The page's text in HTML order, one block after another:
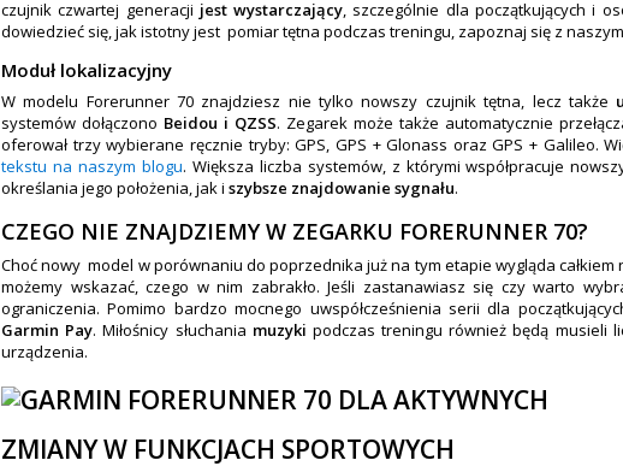
czujnik czwartej generacji jest wystarczający, szczególnie dla początkujących i
dowiedzieć się, jak istotny jest pomiar tętna podczas treningu, zapoznaj się z naszym
Moduł lokalizacyjny
W modelu Forerunner 70 znajdziesz nie tylko nowszy czujnik tętna, lecz także
systemów dołączono Beidou i QZSS. Zegarek może także automatycznie
oferował trzy wybierane ręcznie tryby: GPS, GPS + Glonass oraz GPS + Galileo.
tekstu na naszym blogu. Większa liczba systemów, z którymi współpracuje
określania jego położenia, jak i szybsze znajdowanie sygnału.
CZEGO NIE ZNAJDZIEMY W ZEGARKU FORERUNNER 70?
Choć nowy model w porównaniu do poprzednika już na tym etapie wygląda
możemy wskazać, czego w nim zabrakło. Jeśli zastanawiasz się czy warto
ograniczenia. Pomimo bardzo mocnego uwspółcześnienia serii dla
Garmin Pay. Miłośnicy słuchania muzyki podczas treningu również będą musieli
urządzenia.
ZMIANY W FUNKCJACH SPORTOWYCH